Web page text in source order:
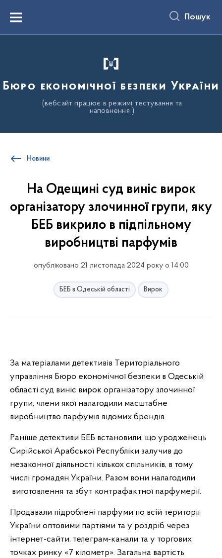
вмістуMenu Пошук
Бюро економічної безпеки України
(вебсайт працює в режимі тестування та
наповнення )
Новини
На Одещині суд виніс вирок
організатору злочинної групи, яку
БЕБ викрило в підпільному
виробництві парфумів
опубліковано 21 листопада 2024 року о 14:00
БЕБ в Одеській області Вирок
За матеріалами детективів Територіального
управління Бюро економічної безпеки в Одеській
області суд виніс вирок організатору злочинної
групи, члени якої налагодили масштабне
виробництво парфумів відомих брендів.
Раніше детективи БЕБ встановили, що уродженець
Сирійської Арабської Республіки залучив до
незаконної діяльності кількох спільників, в тому
числі громадян України. Разом вони налагодили
виготовлення та збут контрафактної парфумерії.
Продавали підроблені парфуми по всій території
України оптовими партіями та у роздріб через
інтернет-сайти, телеграм-канали та у торгових
точках ринку «7 кілометр». Загальна вартість